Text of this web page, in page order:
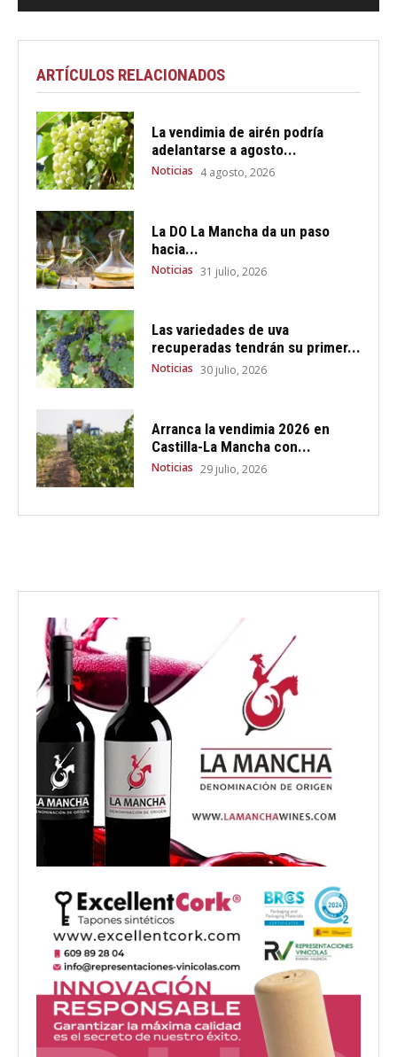
ARTÍCULOS RELACIONADOS
La vendimia de airén podría
adelantarse a agosto...
Noticias 4 agosto, 2026
La DO La Mancha da un paso
hacia...
Noticias 31 julio, 2026
Las variedades de uva
recuperadas tendrán su primer...
Noticias 30 julio, 2026
Arranca la vendimia 2026 en
Castilla-La Mancha con...
Noticias 29 julio, 2026